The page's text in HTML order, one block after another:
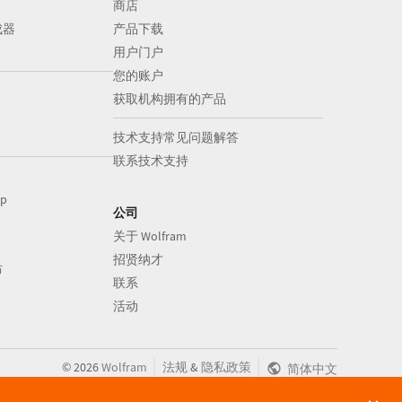
商店
产品下载
用户门户
您的账户
获取机构拥有的产品
技术支持常见问题解答
联系技术支持
公司
关于 Wolfram
招贤纳才
联系
活动
©2026Wolfram 法规& 隐私政策 简体中文